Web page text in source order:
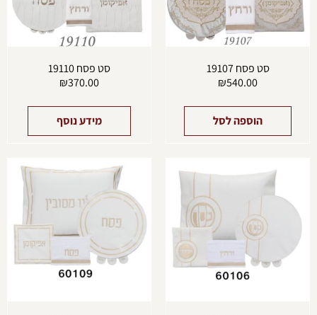
סט פסח 19107
₪540.00
הוספה לסל
סט פסח 19110
₪370.00
מידע נוסף